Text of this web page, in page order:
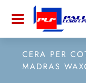
Open
CERA PER
MADRAS